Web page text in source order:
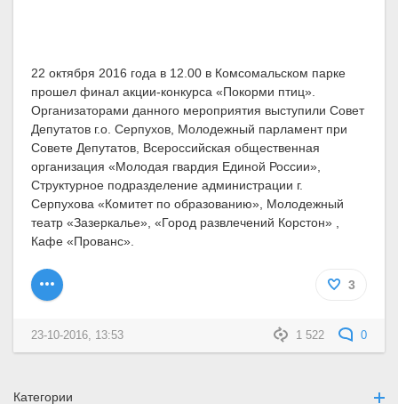
22 октября 2016 года в 12.00 в Комсомальском парке
прошел финал акции-конкурса «Покорми птиц».
Организаторами данного мероприятия выступили Совет
Депутатов г.о. Серпухов, Молодежный парламент при
Совете Депутатов, Всероссийская общественная
организация «Молодая гвардия Единой России»,
Структурное подразделение администрации г.
Серпухова «Комитет по образованию», Молодежный
театр «Зазеркалье», «Город развлечений Корстон» ,
Кафе «Прованс».
3
1 522 0
23-10-2016, 13:53
Категории